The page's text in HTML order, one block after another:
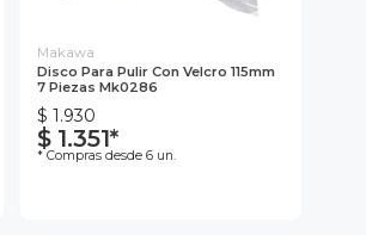
Makawa
Disco Para Pulir Con Velcro 115mm
7 Piezas Mk0286
$ 1.930
$ 1.351*
* Compras desde 6 un.